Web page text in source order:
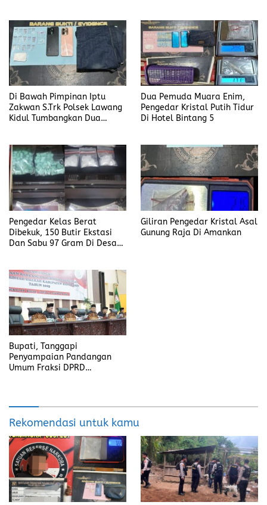
Di Bawah Pimpinan Iptu
Zakwan S.Trk Polsek Lawang
Kidul Tumbangkan Dua
Dua Pemuda Muara Enim,
Pengedar Kristal Putih Tidur
Di Hotel Bintang 5
Pengedar Kelas Berat
Dibekuk, 150 Butir Ekstasi
Dan Sabu 97 Gram Di Desa
Giliran Pengedar Kristal Asal
Gunung Raja Di Amankan
Bupati, Tanggapi
Penyampaian Pandangan
Umum Fraksi DPRD
Rekomendasi untuk kamu